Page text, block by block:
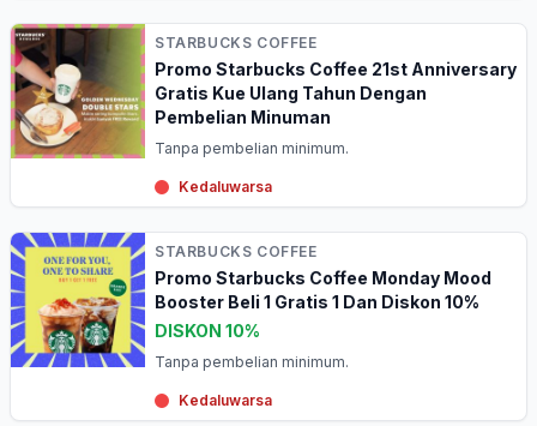
STARBUCKS COFFEE
Promo Starbucks Coffee 21st Anniversary
Gratis Kue Ulang Tahun Dengan
Pembelian Minuman
Tanpa pembelian minimum.
Kedaluwarsa
STARBUCKS COFFEE
Promo Starbucks Coffee Monday Mood
Booster Beli 1 Gratis 1 Dan Diskon 10%
DISKON 10%
Tanpa pembelian minimum.
Kedaluwarsa